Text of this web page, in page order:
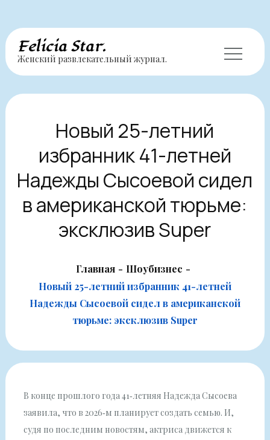
Перейти
содержимому
Felicia Star.
Женский развлекательный журнал.
Новый 25-летний
избранник 41-летней
Надежды Сысоевой сидел
в американской тюрьме:
эксклюзив Super
Главная
Шоубизнес
Новый 25-летний избранник 41-летней
Надежды Сысоевой сидел в американской
тюрьме: эксклюзив Super
В конце прошлого года 41‑летняя Надежда Сысоева
заявила, что в 2026‑м планирует создать семью. И,
судя по последним новостям, актриса движется к